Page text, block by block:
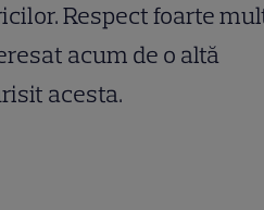
Respect foarte
acum de o altă
acesta.